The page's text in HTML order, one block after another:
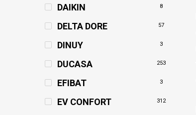
DAIKIN 8
DELTA DORE 57
DINUY 3
DUCASA 253
EFIBAT 3
EV CONFORT 312